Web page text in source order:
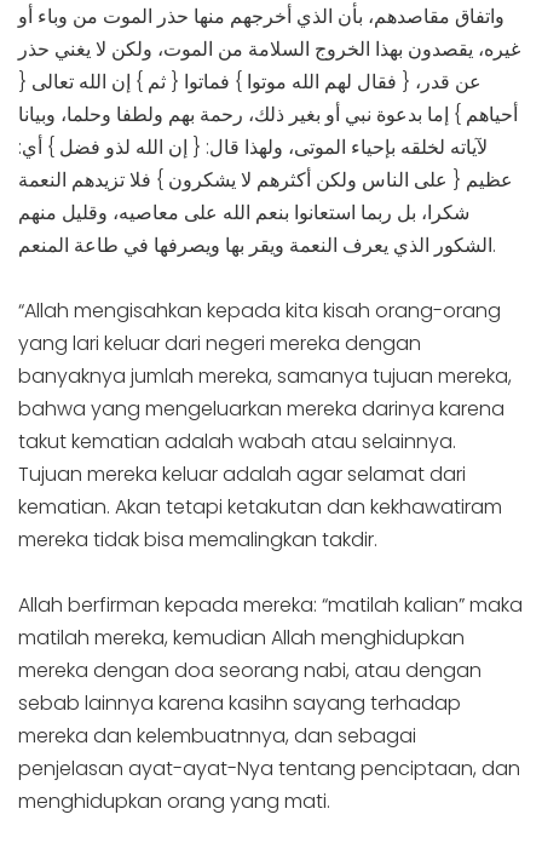
واتفاق مقاصدهم، بأن الذي أخرجهم منها حذر الموت من وباء أو
غيره، يقصدون بهذا الخروج السلامة من الموت، ولكن لا يغني حذر
عن قدر، { فقال لهم الله موتوا } فماتوا { ثم } إن الله تعالى {
أحياهم } إما بدعوة نبي أو بغير ذلك، رحمة بهم ولطفا وحلما، وبيانا
لآياته لخلقه بإحياء الموتى، ولهذا قال: { إن الله لذو فضل } أي:
عظيم { على الناس ولكن أكثرهم لا يشكرون } فلا تزيدهم النعمة
شكرا، بل ربما استعانوا بنعم الله على معاصيه، وقليل منهم
الشكور الذي يعرف النعمة ويقر بها ويصرفها في طاعة المنعم.
“Allah mengisahkan kepada kita kisah orang-orang
yang lari keluar dari negeri mereka dengan
banyaknya jumlah mereka, samanya tujuan mereka,
bahwa yang mengeluarkan mereka darinya karena
takut kematian adalah wabah atau selainnya.
Tujuan mereka keluar adalah agar selamat dari
kematian. Akan tetapi ketakutan dan kekhawatiram
mereka tidak bisa memalingkan takdir.
Allah berfirman kepada mereka: “matilah kalian” maka
matilah mereka, kemudian Allah menghidupkan
mereka dengan doa seorang nabi, atau dengan
sebab lainnya karena kasihn sayang terhadap
mereka dan kelembuatnnya, dan sebagai
penjelasan ayat-ayat-Nya tentang penciptaan, dan
menghidupkan orang yang mati.